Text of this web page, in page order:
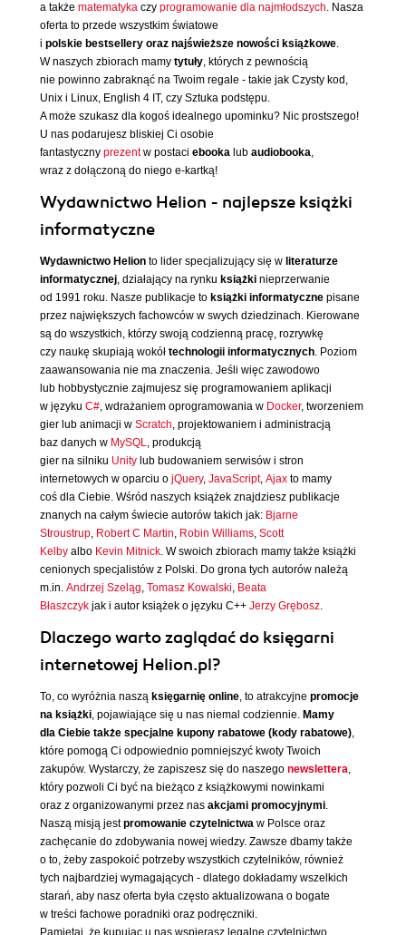
a także matematyka czy programowanie dla najmłodszych. Nasza
oferta to przede wszystkim światowe
i polskie bestsellery oraz najświeższe nowości książkowe.
W naszych zbiorach mamy tytuły, których z pewnością
nie powinno zabraknąć na Twoim regale - takie jak Czysty kod,
Unix i Linux, English 4 IT, czy Sztuka podstępu.
A może szukasz dla kogoś idealnego upominku? Nic prostszego!
U nas podarujesz bliskiej Ci osobie
fantastyczny prezentw postaci ebooka lub audiobooka,
wraz z dołączoną do niego e-kartką!
Wydawnictwo Helion - najlepsze książki
informatyczne
Wydawnictwo Helion to lider specjalizujący się w literaturze
informatycznej, działający na rynku książki nieprzerwanie
od 1991 roku. Nasze publikacje to książki informatyczne pisane
przez największych fachowców w swych dziedzinach. Kierowane
są do wszystkich, którzy swoją codzienną pracę, rozrywkę
czy naukę skupiają wokół technologii informatycznych. Poziom
zaawansowania nie ma znaczenia. Jeśli więc zawodowo
lub hobbystycznie zajmujesz się programowaniem aplikacji
w języku C#, wdrażaniem oprogramowania w Docker, tworzeniem
gier lub animacji w Scratch, projektowaniem i administracją
baz danych w MySQL, produkcją
gier na silniku Unity lub budowaniem serwisów i stron
internetowych w oparciu o jQuery, JavaScript, Ajax to mamy
coś dla Ciebie. Wśród naszych książek znajdziesz publikacje
znanych na całym świecie autorów takich jak: Bjarne
Stroustrup, Robert C Martin, Robin Williams, Scott
Kelby albo Kevin Mitnick. W swoich zbiorach mamy także książki
cenionych specjalistów z Polski. Do grona tych autorów należą
m.in. Andrzej Szeląg, Tomasz Kowalski, Beata
Błaszczyk jak i autor książek o języku C++ Jerzy Grębosz.
Dlaczego warto zaglądać do księgarni
internetowej Helion.pl?
To, co wyróżnia naszą księgarnię online, to atrakcyjne promocje
na książki, pojawiające się u nas niemal codziennie. Mamy
dla Ciebie także specjalne kupony rabatowe (kody rabatowe),
które pomogą Ci odpowiednio pomniejszyć kwoty Twoich
zakupów. Wystarczy, że zapiszesz się do naszego newslettera,
który pozwoli Ci być na bieżąco z książkowymi nowinkami
oraz z organizowanymi przez nas akcjami promocyjnymi.
Naszą misją jestpromowanie czytelnictwa w Polsce oraz
zachęcanie do zdobywania nowej wiedzy. Zawsze dbamy także
o to, żeby zaspokoić potrzeby wszystkich czytelników, również
tych najbardziej wymagających - dlatego dokładamy wszelkich
starań, aby nasz oferta była często aktualizowana o bogate
w treści fachowe poradniki oraz podręczniki.